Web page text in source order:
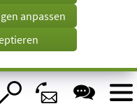
anpassen